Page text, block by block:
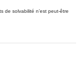
de solvabilité n’est peut-être